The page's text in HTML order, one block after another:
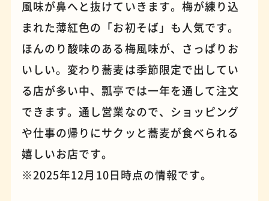
占い 蕎麦
風味が鼻へと抜けていきます。梅が練り込
まれた薄紅色の「お初そば」も人気です。
ほんのり酸味のある梅風味が、さっぱりお
いしい。変わり蕎麦は季節限定で出してい
る店が多い中、瓢亭では一年を通して注文
できます。通し営業なので、ショッピング
や仕事の帰りにサクッと蕎麦が食べられる
嬉しいお店です。
※2025年12月10日時点の情報です。